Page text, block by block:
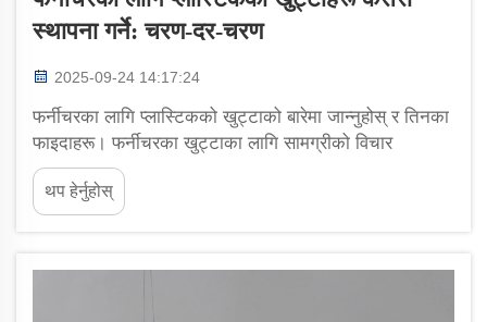
स्थापना गर्ने: चरण-दर-चरण
2025-09-24 14:17:24
फर्नीचरका लागि प्लास्टिकको खुट्टाको बारेमा जान्नुहोस् र तिनका
फाइदाहरू। फर्नीचरका खुट्टाका लागि सामग्रीको विचार
(प्लास्टिक सहित)। तालिकाका खुट्टाहरू हेर्दा, लकडी वा धातुका
विकल्पहरूको तुलनामा प्लास्टिकमा केही वास्तविक फाइदाहरू
छन्। लकडीले निश्चित रूपमा राम्रो र क्लासिक देखिन्छ, तर...
थप हेर्नुहोस्